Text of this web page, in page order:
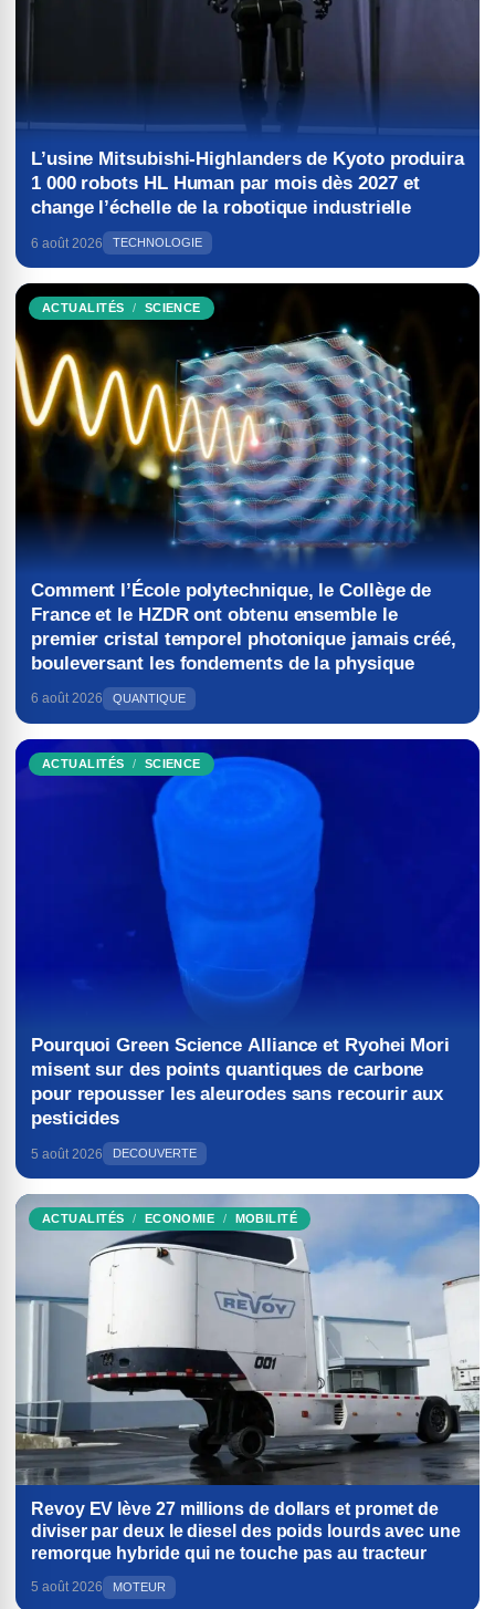
L’usine Mitsubishi-Highlanders de Kyoto produira
1 000 robots HL Human par mois dès 2027 et
change l’échelle de la robotique industrielle
6 août 2026 TECHNOLOGIE
ACTUALITÉS SCIENCE
Comment l’École polytechnique, le Collège de
France et le HZDR ont obtenu ensemble le
premier cristal temporel photonique jamais créé,
bouleversant les fondements de la physique
6 août 2026 QUANTIQUE
ACTUALITÉS SCIENCE
Pourquoi Green Science Alliance et Ryohei Mori
misent sur des points quantiques de carbone
pour repousser les aleurodes sans recourir aux
pesticides
5 août 2026 DECOUVERTE
ACTUALITÉS ECONOMIE MOBILITÉ
Revoy EV lève 27 millions de dollars et promet de
diviser par deux le diesel des poids lourds avec une
remorque hybride qui ne touche pas au tracteur
5 août 2026 MOTEUR